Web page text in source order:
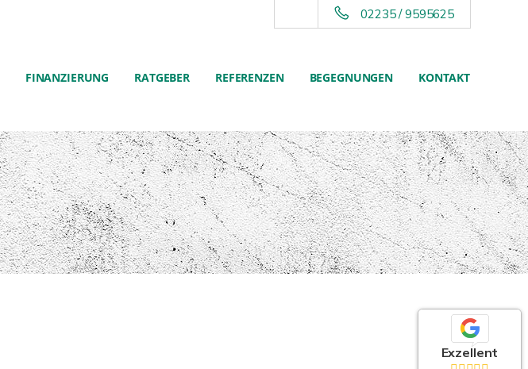
02235 / 9595625
FINANZIERUNG RATGEBER REFERENZEN BEGEGNUNGEN KONTAKT
Exzellent